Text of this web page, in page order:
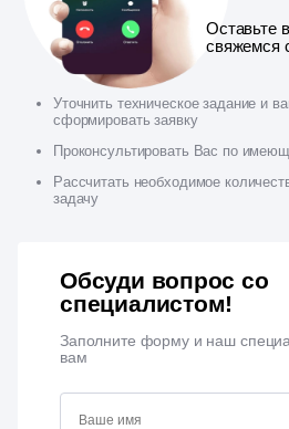
Оставьте
свяжемся
Уточнить техническое задание и
сформировать заявку
Проконсультировать Вас по
Рассчитать необходимое
задачу
Обсуди вопрос со
специалистом!
Заполните форму и наш
вам